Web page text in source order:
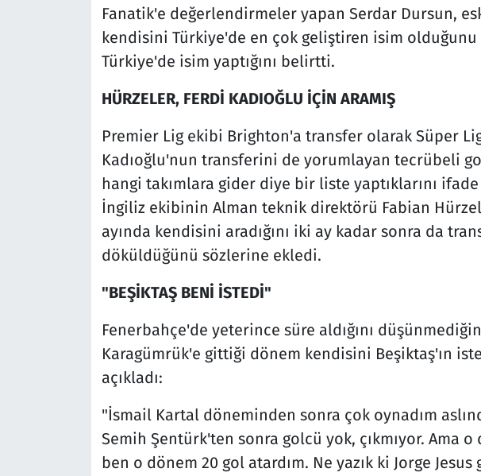
Fanatik'e değerlendirmeler yapan Serdar Dursun,
kendisini Türkiye'de en çok geliştiren isim olduğunu
Türkiye'de isim yaptığını belirtti.
HÜRZELER, FERDİ KADIOĞLU İÇİN ARAMIŞ
Premier Lig ekibi Brighton'a transfer olarak Süper
Kadıoğlu'nun transferini de yorumlayan tecrübeli
hangi takımlara gider diye bir liste yaptıklarını
İngiliz ekibinin Alman teknik direktörü Fabian
ayında kendisini aradığını iki ay kadar sonra da
döküldüğünü sözlerine ekledi.
"BEŞİKTAŞ BENİ İSTEDİ"
Fenerbahçe'de yeterince süre aldığını
Karagümrük'e gittiği dönem kendisini Beşiktaş'ın
açıkladı:
"İsmail Kartal döneminden sonra çok oynadım
Semih Şentürk'ten sonra golcü yok, çıkmıyor. Ama
ben o dönem 20 gol atardım. Ne yazık ki Jorge